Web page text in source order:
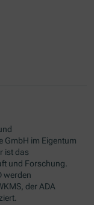
GmbH im Eigentum
ist das
und Forschung.
werden
der ADA